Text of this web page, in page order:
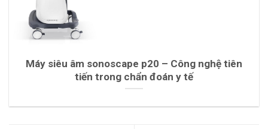
Máy siêu âm sonoscape p20 – Công nghệ tiên
tiến trong chẩn đoán y tế